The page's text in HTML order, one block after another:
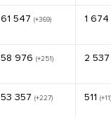
61 547 (+369) 1 674
58 976 (+251) 2 537
53 357 (+227) 511 (+11)